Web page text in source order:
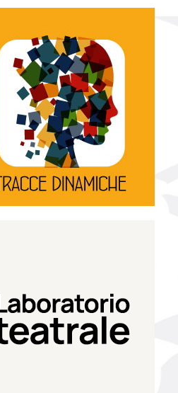
Tracce dinamiche
Tracce Dinamiche è una
rassegna di teatro
d’innovazione e sperimentale.
Continua
Laboratorio di teatro del
Teatro Eduardo de Filippo